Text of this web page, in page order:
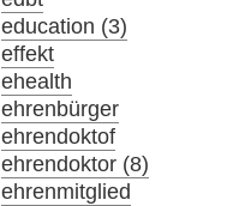
education (3)
effekt
ehealth
ehrenbürger
ehrendoktof
ehrendoktor (8)
ehrenmitglied